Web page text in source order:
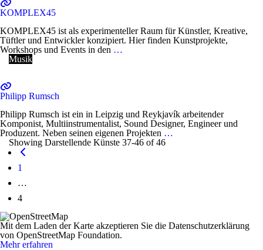
KOMPLEX45
KOMPLEX45 ist als experimenteller Raum für Künstler, Kreative,
Tüftler und Entwickler konzipiert. Hier finden Kunstprojekte,
Workshops und Events in den …
Musik
Philipp Rumsch
Philipp Rumsch ist ein in Leipzig und Reykjavík arbeitender
Komponist, Multiinstrumentalist, Sound Designer, Engineer und
Produzent. Neben seinen eigenen Projekten …
Showing Darstellende Künste 37-46 of 46
Posts
1
…
4
Mit dem Laden der Karte akzeptieren Sie die Datenschutzerklärung
von OpenStreetMap Foundation.
Mehr erfahren